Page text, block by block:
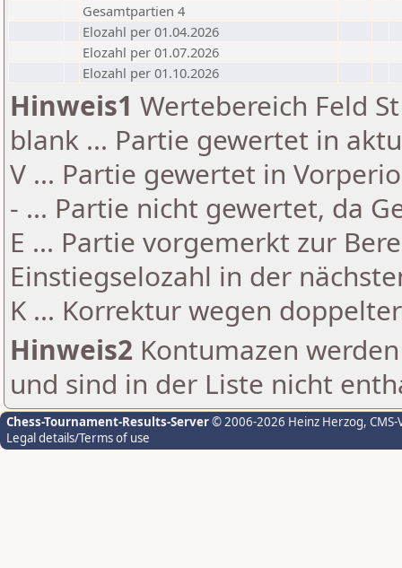
Gesamtpartien 4
Elozahl per 01.04.2026
Elozahl per 01.07.2026
Elozahl per 01.10.2026
Hinweis1 Wertebereich Feld
blank ... Partie gewertet in
V ... Partie gewertet in
- ... Partie nicht gewertet, da
E ... Partie vorgemerkt zur
Einstiegselozahl in der
K ... Korrektur wegen
Hinweis2 Kontumazen
und sind in der Liste nicht
Chess-Tournament-Results-Server© 2006-2026 Heinz Herzog,
Legal details/Terms of use